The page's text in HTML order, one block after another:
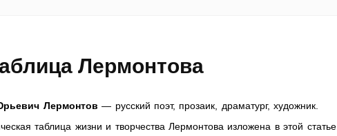
Лермонтова
Лермонтов — русский поэт, прозаик, драматург, художник.
таблица жизни и творчества Лермонтова изложена в этой статье.